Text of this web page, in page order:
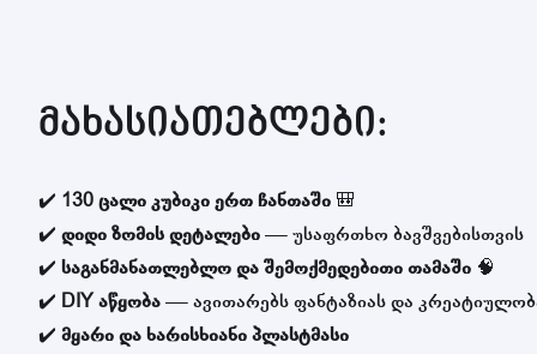
მახასიათებლები:
✔️ 130 ცალი კუბიკი ერთ ჩანთაში 🎒
✔️ დიდი ზომის დეტალები — უსაფრთხო ბავშვებისთვის
✔️ საგანმანათლებლო და შემოქმედებითი თამაში 🧠
✔️ DIY აწყობა — ავითარებს ფანტაზიას და
✔️ მყარი და ხარისხიანი პლასტმასი